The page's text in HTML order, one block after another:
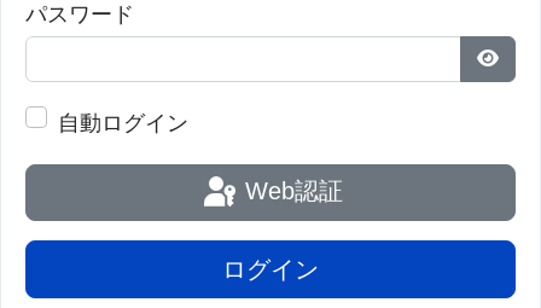
呼吸作用に必要な必須タンパク質の大部分をエンコ
り、細胞質雄性不稔が起きることを指摘している。
とで、交配種種子生産という面で栽培学的に重要な
パスワード
パス
自動ログイン
Web認証
ログイン